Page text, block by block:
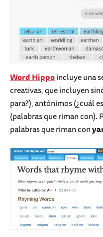
Word Hippoincluye una
creativas, que incluyen
para?), antónimos (¿cuál
(palabras que riman con).
palabras que riman con